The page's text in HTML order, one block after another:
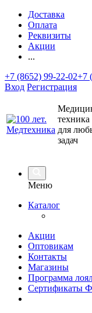
Доставка
Оплата
Реквизиты
Акции
...
+7 (8652) 99-22-02+7
Вход Регистрация
техника
для
задач
Меню
Каталог
Акции
Оптовикам
Контакты
Магазины
Программа
Сертификаты